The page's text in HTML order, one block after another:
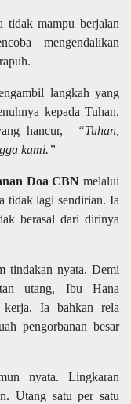
tidak mampu berjalan
mengendalikan
langkah yang
kepada Tuhan.
hancur,
“Tuhan,
kami.”
Doa CBN melalui
tidak lagi sendirian. Ia
berasal dari dirinya
tindakan nyata. Demi
utang, Ibu Hana
kerja. Ia bahkan rela
pengorbanan besar
nyata. Lingkaran
Utang satu per satu